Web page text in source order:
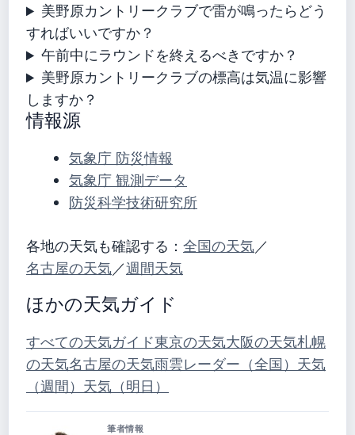
美野原カントリークラブで雷が鳴ったらどう
すればいいですか？
午前中にラウンドを終えるべきですか？
美野原カントリークラブの標高は気温に影響
しますか？
情報源
気象庁 防災情報
気象庁 観測データ
防災科学技術研究所
各地の天気も確認する： 全国の天気／
名古屋の天気／週間天気
ほかの天気ガイド
すべての天気ガイド東京の天気大阪の天気札幌
の天気名古屋の天気雨雲レーダー（全国） 天気
（週間） 天気（明日）
筆者情報